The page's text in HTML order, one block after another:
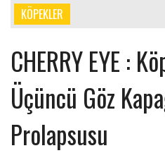
KÖPEKLER
CHERRY EYE :
Üçüncü Göz
Prolapsusu